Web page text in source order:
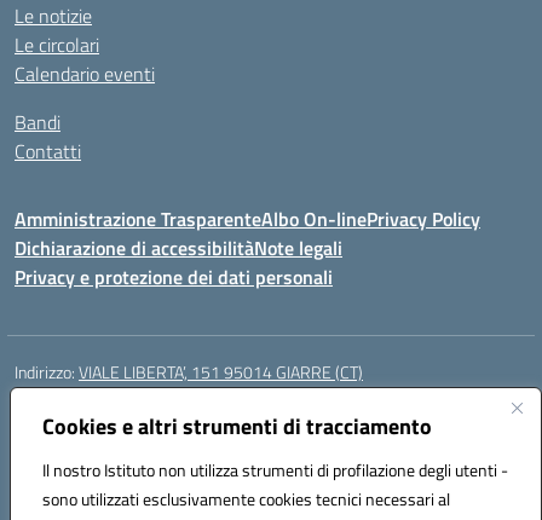
Cookies e altri strumenti di tracciamento
Il nostro Istituto non utilizza strumenti di profilazione degli utenti -
sono utilizzati esclusivamente cookies tecnici necessari al
Le notizie
Le circolari
Calendario eventi
Bandi
Contatti
Amministrazione TrasparenteAlbo On-linePrivacy Policy
Dichiarazione di accessibilitàNote legali
Privacy e protezione dei dati personali
Indirizzo:VIALE LIBERTA’, 151 95014 GIARRE (CT)
Centralino:
Posta elettronica certificata (PEC):ctmm151004@pec.istruzione.it
Codice fiscale: 92032760875
Codice meccanografico:CTMM151004